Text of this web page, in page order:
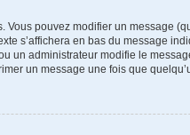
pouvez modifier un message
s’affichera en bas du message
un administrateur modifie le
un message une fois que